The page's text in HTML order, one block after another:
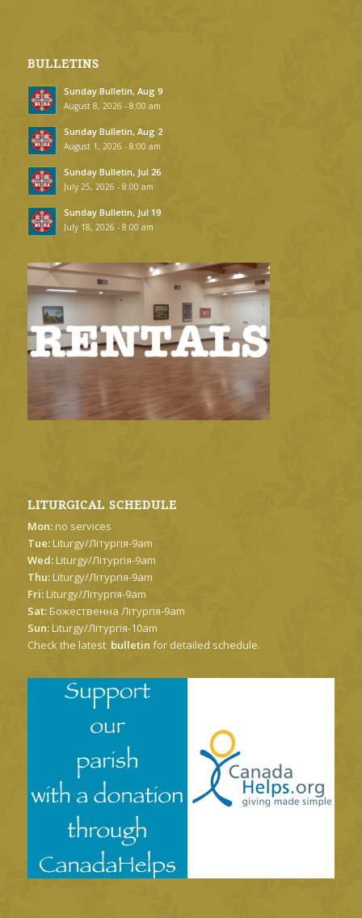
BULLETINS
Sunday Bulletin, Aug 9
August 8, 2026 - 8:00 am
Sunday Bulletin, Aug 2
August 1, 2026 - 8:00 am
Sunday Bulletin, Jul 26
July 25, 2026 - 8:00 am
Sunday Bulletin, Jul 19
July 18, 2026 - 8:00 am
LITURGICAL SCHEDULE
Mon:no services
Tue:Liturgy/Літургія-9am
Wed:Liturgy/Літургія-9am
Thu:Liturgy/Літургія-9am
Fri:Liturgy/Літургія-9am
Sat:Божественна Літургія-9am
Sun:Liturgy/Літургія-10am
Check the latest bulletin for detailed schedule.